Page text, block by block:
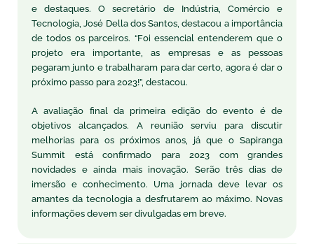
e destaques. O secretário de Indústria, Comércio e
Tecnologia, José Della dos Santos, destacou a importância
de todos os parceiros. “Foi essencial entenderem que o
projeto era importante, as empresas e as pessoas
pegaram junto e trabalharam para dar certo, agora é dar o
próximo passo para 2023!”, destacou.
A avaliação final da primeira edição do evento é de
objetivos alcançados. A reunião serviu para discutir
melhorias para os próximos anos, já que o Sapiranga
Summit está confirmado para 2023 com grandes
novidades e ainda mais inovação. Serão três dias de
imersão e conhecimento. Uma jornada deve levar os
amantes da tecnologia a desfrutarem ao máximo. Novas
informações devem ser divulgadas em breve.